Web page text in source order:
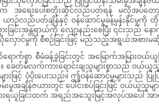
ခြင်းက အရေးပေါ်စတိုးဆိုင်လည်ပတ်ရန် မလိုအ
ယာဉ်လည်ပတ်ချိန်နှင့် ဝန်ဆောင်မှုခန့်မှန်းနိုင်
ခြင်းအန္တရာယ်ကို လျော့နည်းစေပြီး ၎င်းသည်
လှောင်မှုကို စီစဉ်ခြင်းဖြင့် မည်သည့်အရွယ်အစားမ
ာက်စွာ စီမံခန့်ခွဲခြင်းတွင် အမြောက်အမြားဝ
တ်မီလက်ကားရောင်းချသူများစွာသည် ဝယ်ယူသူမ
ားဖြင့် ပံ့ပိုးပေးသည်။ ဤဝန်ဆောင်မှုများသည်
အချိန်ဇယားတွင် ပေါင်းစပ်ခြင်းဖြင့် ဝယ်ယူသူ
ားရယူခြင်းထက် အရည်အသွေးမြင့်အလုပ်အပေါ် အ